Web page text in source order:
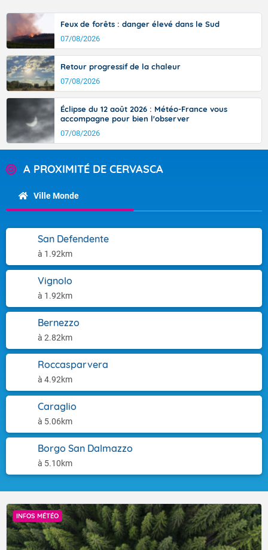
Feux de forêts : danger élevé dans le Sud
07/08/2026
Retour progressif de la chaleur
07/08/2026
Éclipse du 12 août 2026 : Météo-France vous
accompagne pour bien l'observer
07/08/2026
A PROXIMITÉ DE CERVASCA
Ville Monde
San Defendente
à 1.92km
Vignolo
à 1.92km
Bernezzo
à 2.82km
Roccasparvera
à 4.92km
Caraglio
à 5.06km
Borgo San Dalmazzo
à 5.10km
INFOS MÉTÉO